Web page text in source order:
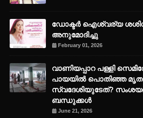
ഡോക്ടർ ഐശ്വര്യ
അനുമോദിച്ചു
February 01, 2026
വാണിയപ്പാറ പള്ളി
പായയിൽ പൊതിഞ്ഞ
സ്വദേശിയുടേത്?
ബന്ധുക്കൾ
June 21, 2026